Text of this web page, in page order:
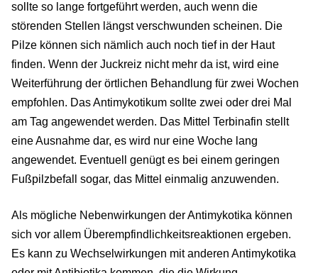
sollte so lange fortgeführt werden, auch wenn die
störenden Stellen längst verschwunden scheinen. Die
Pilze können sich nämlich auch noch tief in der Haut
finden. Wenn der Juckreiz nicht mehr da ist, wird eine
Weiterführung der örtlichen Behandlung für zwei Wochen
empfohlen. Das Antimykotikum sollte zwei oder drei Mal
am Tag angewendet werden. Das Mittel Terbinafin stellt
eine Ausnahme dar, es wird nur eine Woche lang
angewendet. Eventuell genügt es bei einem geringen
Fußpilzbefall sogar, das Mittel einmalig anzuwenden.
Als mögliche Nebenwirkungen der Antimykotika können
sich vor allem Überempfindlichkeitsreaktionen ergeben.
Es kann zu Wechselwirkungen mit anderen Antimykotika